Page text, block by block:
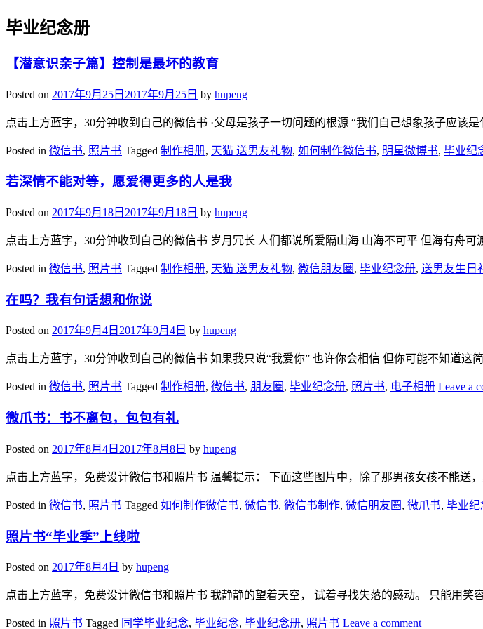
毕业纪念册
【潜意识亲子篇】控制是最坏的教育
Posted on 2017年9月25日 2017年9月25日 by hupeng
点击上方蓝字，30分钟收到自己的微信书 ·父母是孩子一切问题的根源 “我们自己想象孩子应该
Posted in 微信书, 照片书 Tagged 制作相册, 天猫 送男友礼物, 如何制作微信书, 明星微博书, 毕业纪
若深情不能对等，愿爱得更多的人是我
Posted on 2017年9月18日 2017年9月18日 by hupeng
点击上方蓝字，30分钟收到自己的微信书 岁月冗长 人们都说所爱隔山海 山海不可平 但海有舟
Posted in 微信书, 照片书 Tagged 制作相册, 天猫 送男友礼物, 微信朋友圈 , 毕业纪念册, 送男友生日
在吗？我有句话想和你说
Posted on 2017年9月4日 2017年9月4日 by hupeng
点击上方蓝字，30分钟收到自己的微信书 如果我只说“我爱你” 也许你会相信 但你可能不知道这
Posted in 微信书, 照片书 Tagged 制作相册, 微信书, 朋友圈 , 毕业纪念册, 照片书, 电子相册 Leave a
微爪书：书不离包，包包有礼
Posted on 2017年8月4日 2017年8月8日 by hupeng
点击上方蓝字，免费设计微信书和照片书 温馨提示： 下面这些图片中，除了那男孩女孩不能送
Posted in 微信书, 照片书 Tagged 如何制作微信书, 微信书, 微信书制作, 微信朋友圈 , 微爪书, 毕业纪
照片书“毕业季”上线啦
Posted on 2017年8月4日 by hupeng
点击上方蓝字，免费设计微信书和照片书 我静静的望着天空， 试着寻找失落的感动。 只能用
Posted in 照片书 Tagged 同学毕业纪念, 毕业纪念, 毕业纪念册, 照片书 Leave a comment